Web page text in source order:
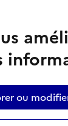
ou